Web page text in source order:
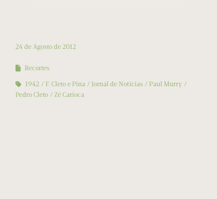
24 de Agosto de 2012
Recortes
1942
F. Cleto e Pina Jornal de Notícias
Paul Murry
Pedro Cleto
Zé Carioca